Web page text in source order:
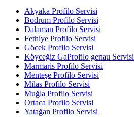
Akyaka Profilo Servisi
Bodrum Profilo Servisi
Dalaman Profilo Servisi
Fethiye Profilo Servisi
Göcek Profilo Servisi
Köyceğiz GaProfilo genau Servisi
Marmaris Profilo Servisi
Menteşe Profilo Servisi
Milas Profilo Servisi
Muğla Profilo Servisi
Ortaca Profilo Servisi
Yatağan Profilo Servisi